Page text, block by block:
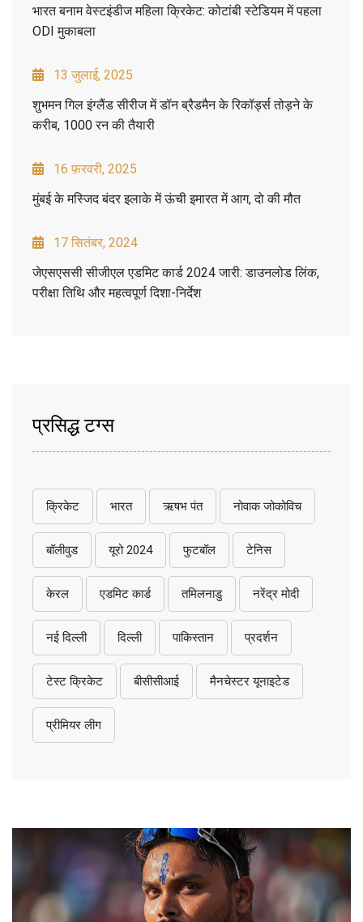
भारत बनाम वेस्टइंडीज महिला क्रिकेट: कोटांबी स्टेडियम में पहला
ODI मुकाबला
13 जुलाई, 2025
शुभमन गिल इंग्लैंड सीरीज में डॉन ब्रैडमैन के रिकॉर्ड्स तोड़ने के
करीब, 1000 रन की तैयारी
16 फ़रवरी, 2025
मुंबई के मस्जिद बंदर इलाके में ऊंची इमारत में आग, दो की मौत
17 सितंबर, 2024
जेएसएससी सीजीएल एडमिट कार्ड 2024 जारी: डाउनलोड लिंक,
परीक्षा तिथि और महत्वपूर्ण दिशा-निर्देश
प्रसिद्ध टग्स
क्रिकेट भारत ऋषभ पंत नोवाक जोकोविच
बॉलीवुड यूरो 2024 फुटबॉल टेनिस
केरल एडमिट कार्ड तमिलनाडु नरेंद्र मोदी
नई दिल्ली दिल्ली पाकिस्तान प्रदर्शन
टेस्ट क्रिकेट बीसीसीआई मैनचेस्टर यूनाइटेड
प्रीमियर लीग